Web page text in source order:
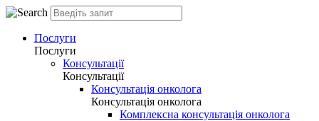
Послуги
Послуги
Консультації
Консультації
Консультація онколога
Консультація онколога
Комплексна консультація онколога